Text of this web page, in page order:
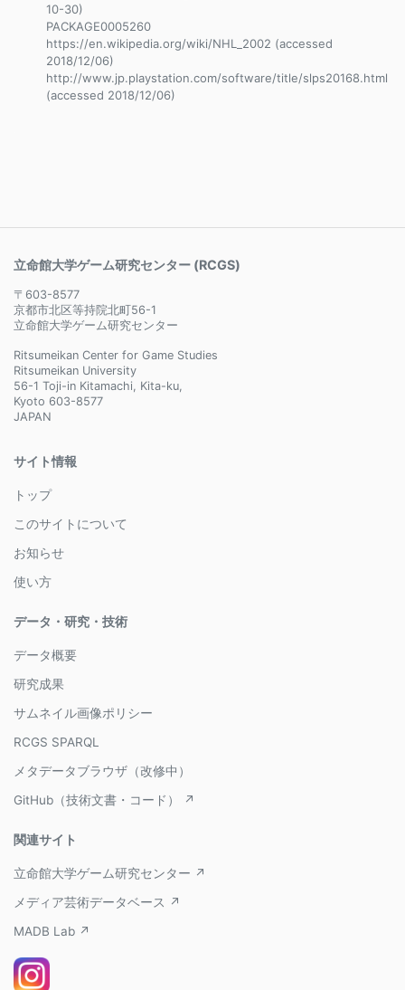
10-30)
PACKAGE0005260
https://en.wikipedia.org/wiki/NHL_2002 (accessed
2018/12/06)
http://www.jp.playstation.com/software/title/slps20168.html
(accessed 2018/12/06)
立命館大学ゲーム研究センター (RCGS)
〒603-8577
京都市北区等持院北町56-1
立命館大学ゲーム研究センター
Ritsumeikan Center for Game Studies
Ritsumeikan University
56-1 Toji-in Kitamachi, Kita-ku,
Kyoto 603-8577
JAPAN
サイト情報
トップ
このサイトについて
お知らせ
使い方
データ・研究・技術
データ概要
研究成果
サムネイル画像ポリシー
RCGS SPARQL
メタデータブラウザ（改修中）
GitHub（技術文書・コード） ↗
関連サイト
立命館大学ゲーム研究センター ↗
メディア芸術データベース ↗
MADB Lab ↗